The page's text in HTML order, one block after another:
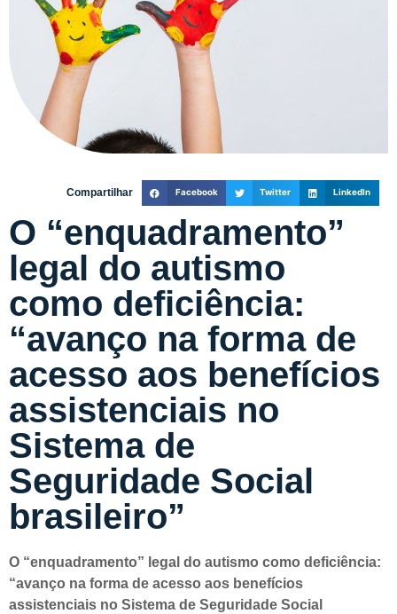
Compartilhar Facebook Twitter LinkedIn
O “enquadramento”
legal do autismo
como deficiência:
“avanço na forma de
acesso aos benefícios
assistenciais no
Sistema de
Seguridade Social
brasileiro”
O “enquadramento” legal do autismo como deficiência:
“avanço na forma de acesso aos benefícios
assistenciais no Sistema de Seguridade Social